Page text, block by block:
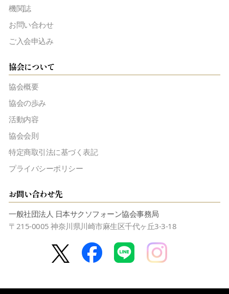
機関誌
お問い合わせ
ご入会申込み
協会について
協会概要
協会の歩み
活動内容
協会会則
特定商取引法に基づく表記
プライバシーポリシー
お問い合わせ先
一般社団法人 日本サクソフォーン協会事務局
〒215-0005 神奈川県川崎市麻生区千代ヶ丘3-3-18